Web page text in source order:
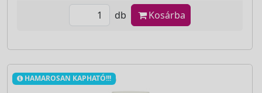
db Kosárba
HAMAROSAN KAPHATÓ!!!